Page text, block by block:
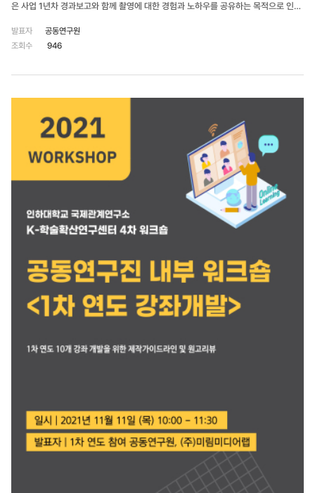
은 사업 1년차 경과보고와 함께 촬영에 대한 경험과 노하우를 공유하는 목적으로 인하
발표자
공동연구원
조회수
946